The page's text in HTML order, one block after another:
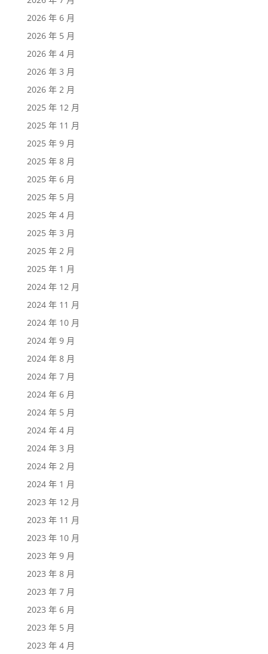
2026 年 6 月
2026 年 5 月
2026 年 4 月
2026 年 3 月
2026 年 2 月
2025 年 12 月
2025 年 11 月
2025 年 9 月
2025 年 8 月
2025 年 6 月
2025 年 5 月
2025 年 4 月
2025 年 3 月
2025 年 2 月
2025 年 1 月
2024 年 12 月
2024 年 11 月
2024 年 10 月
2024 年 9 月
2024 年 8 月
2024 年 7 月
2024 年 6 月
2024 年 5 月
2024 年 4 月
2024 年 3 月
2024 年 2 月
2024 年 1 月
2023 年 12 月
2023 年 11 月
2023 年 10 月
2023 年 9 月
2023 年 8 月
2023 年 7 月
2023 年 6 月
2023 年 5 月
2023 年 4 月